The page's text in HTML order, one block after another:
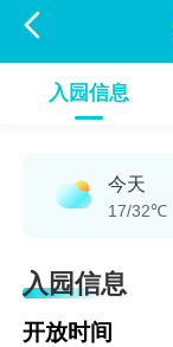

入园信息
今天
17/32℃
入园信息
开放时间